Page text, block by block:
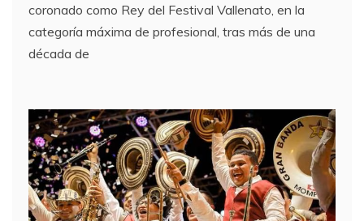
coronado como Rey del Festival Vallenato, en la
categoría máxima de profesional, tras más de una
década de